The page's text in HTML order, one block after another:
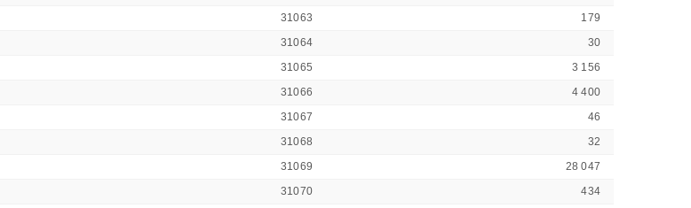
31063
179
31064
30
31065
3 156
31066
4 400
31067
46
31068
32
31069
28 047
31070
434